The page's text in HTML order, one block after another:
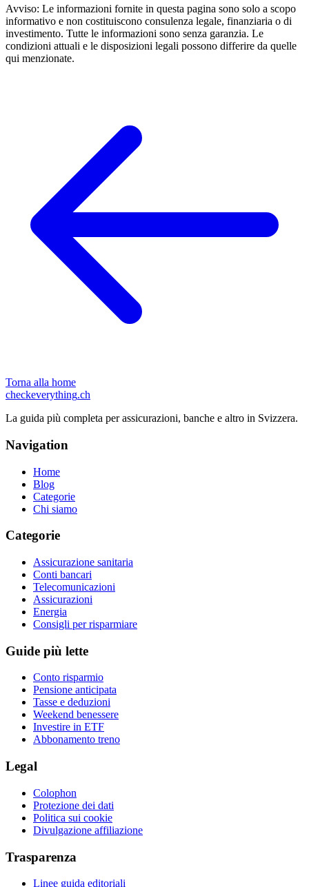
Avviso: Le informazioni fornite in questa pagina sono solo a scopo
informativo e non costituiscono consulenza legale, finanziaria o di
investimento. Tutte le informazioni sono senza garanzia. Le
condizioni attuali e le disposizioni legali possono differire da quelle
qui menzionate.
Torna alla home
checkeverything.ch
La guida più completa per assicurazioni, banche e altro in Svizzera.
Navigation
Home
Blog
Categorie
Chi siamo
Categorie
Assicurazione sanitaria
Conti bancari
Telecomunicazioni
Assicurazioni
Energia
Consigli per risparmiare
Guide più lette
Conto risparmio
Pensione anticipata
Tasse e deduzioni
Weekend benessere
Investire in ETF
Abbonamento treno
Legal
Colophon
Protezione dei dati
Politica sui cookie
Divulgazione affiliazione
Trasparenza
Linee guida editoriali